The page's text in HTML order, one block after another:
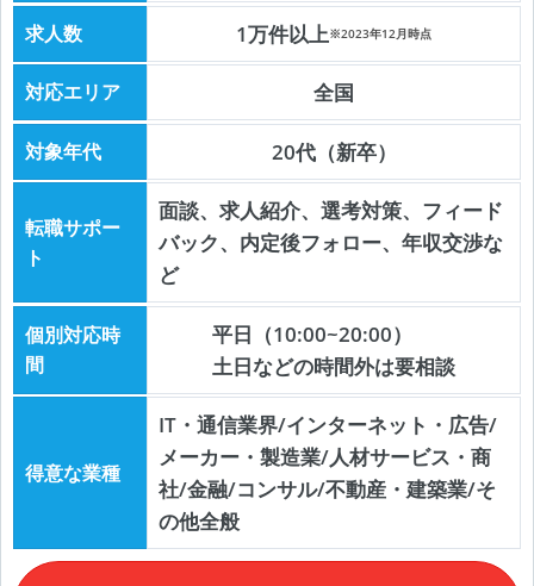
求人数 1万件以上※2023年12月時点
対応エリア 全国
対象年代 20代（新卒）
転職サポー
ト
面談、求人紹介、選考対策、フィード
バック、内定後フォロー、年収交渉な
ど
個別対応時
間
平日（10:00~20:00）
土日などの時間外は要相談
得意な業種
IT・通信業界/インターネット・広告/
メーカー・製造業/人材サービス・商
社/金融/コンサル/不動産・建築業/そ
の他全般